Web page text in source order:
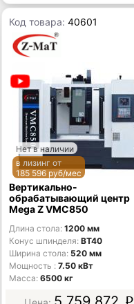
Код товара:40601
Нет в наличии
в лизинг от
185 596 руб/мес
Вертикально-
обрабатывающий центр
Mega Z VMC850
Длина стола 1200 мм
Конус шпинделя BT40
Ширина стола 520 мм
Мощность
7.50 кВт
Масса 6500 кг
p